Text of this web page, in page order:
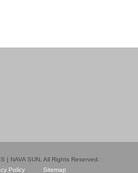
| NAVA SUN. All Rights Reserved.
Policy Sitemap